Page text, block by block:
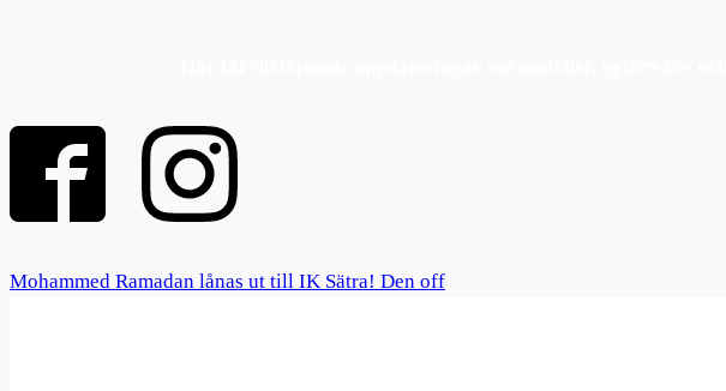
Mohammed Ramadan lånas ut till IK Sätra! Den off